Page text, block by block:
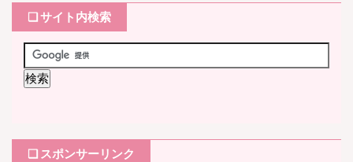
❏ サイト内検索
❏ スポンサーリンク